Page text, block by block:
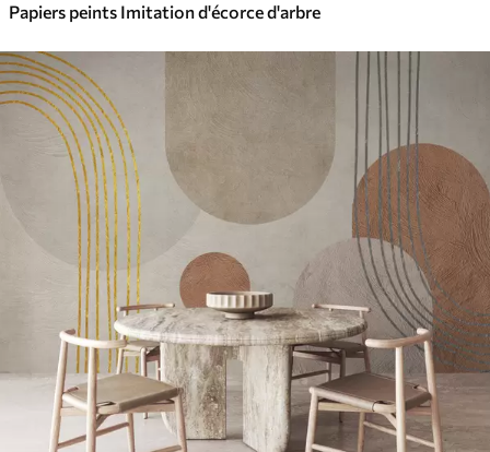
Papiers peints Imitation d'écorce d'arbre